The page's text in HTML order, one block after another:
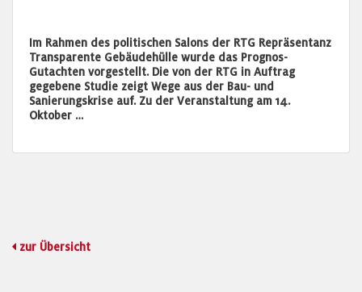
Im Rahmen des politischen Salons der RTG Repräsentanz
Transparente Gebäudehülle wurde das Prognos-
Gutachten vorgestellt. Die von der RTG in Auftrag
gegebene Studie zeigt Wege aus der Bau- und
Sanierungskrise auf. Zu der Veranstaltung am 14.
Oktober …
zur Übersicht